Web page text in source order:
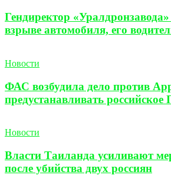
Гендиректор
взрыве автомобиля, его
Новости
ФАС возбудила дело против
предустанавливать российское
Новости
Власти Таиланда усиливают
после убийства двух россиян